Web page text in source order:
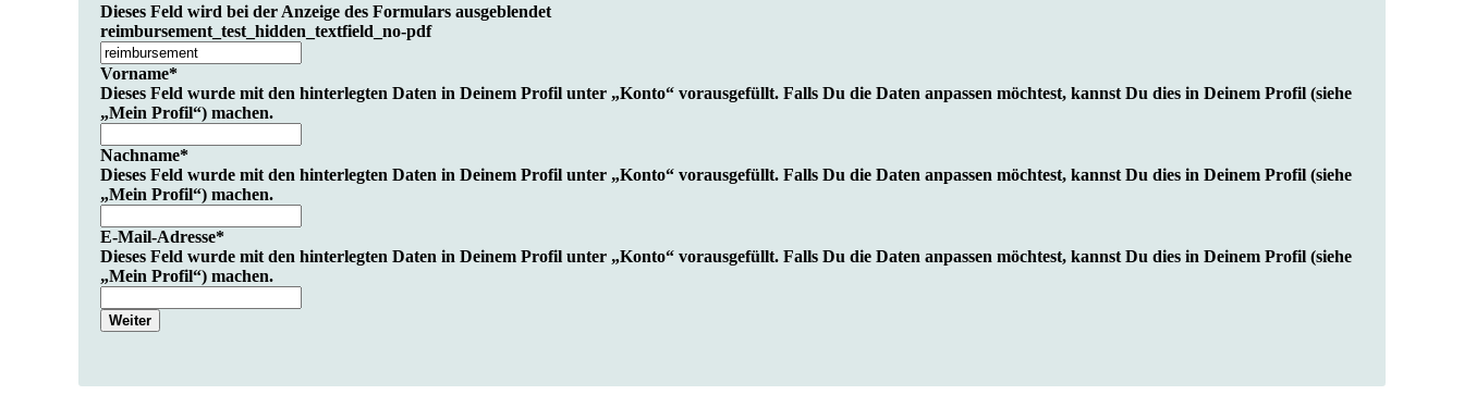
Dieses Feld wird bei der Anzeige des Formulars ausgeblendet
reimbursement_test_hidden_textfield_no-pdf
Vorname*
Dieses Feld wurde mit den hinterlegten Daten in Deinem Profil unter „Konto“ vorausgefüllt. Falls Du die Daten anpassen möchtest, kannst Du dies in Deinem Profil (siehe
„Mein Profil“) machen.
Nachname*
Dieses Feld wurde mit den hinterlegten Daten in Deinem Profil unter „Konto“ vorausgefüllt. Falls Du die Daten anpassen möchtest, kannst Du dies in Deinem Profil (siehe
„Mein Profil“) machen.
E-Mail-Adresse*
Dieses Feld wurde mit den hinterlegten Daten in Deinem Profil unter „Konto“ vorausgefüllt. Falls Du die Daten anpassen möchtest, kannst Du dies in Deinem Profil (siehe
„Mein Profil“) machen.
Weiter